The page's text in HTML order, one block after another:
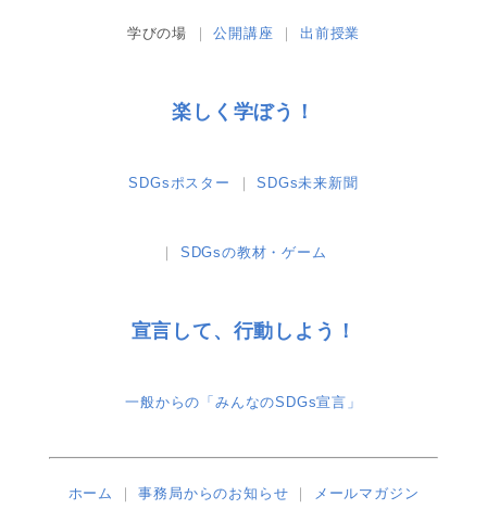
学びの場 公開講座 出前授業
楽しく学ぼう！
SDGsポスター SDGs未来新聞
SDGsの教材・ゲーム
宣言して、行動しよう！
一般からの「みんなのSDGs宣言」
ホーム 事務局からのお知らせ メールマガジン